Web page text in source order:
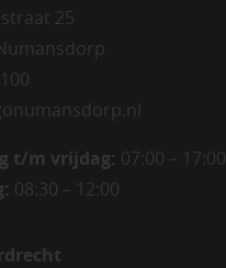
25
t/m vrijdag: 07:00 – 17:00
: 08:30 – 12:00